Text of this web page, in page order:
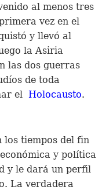
al menos tres
vez en el
y llevó al
la Asiria
las dos guerras
de toda
el Holocausto.
los tiempos del fin
y política
y le dará un perfil
La verdadera